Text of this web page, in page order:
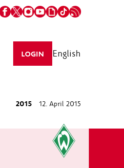
LOGIN English
2015 12. April 2015